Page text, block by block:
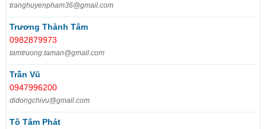
tranghuyenpham36@gmail.com
Trương Thành Tâm
0982879973
tamtruong.taman@gmail.com
Trần Vũ
0947996200
didongchivu@gmail.com
Tô Tâm Phát